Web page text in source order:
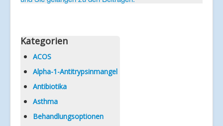
Mediathek
Aktuelles
Veranstaltungen
Informationen
Kategorien
ACOS
Alpha-1-Antitrypsinmangel
Antibiotika
Asthma
Behandlungsoptionen